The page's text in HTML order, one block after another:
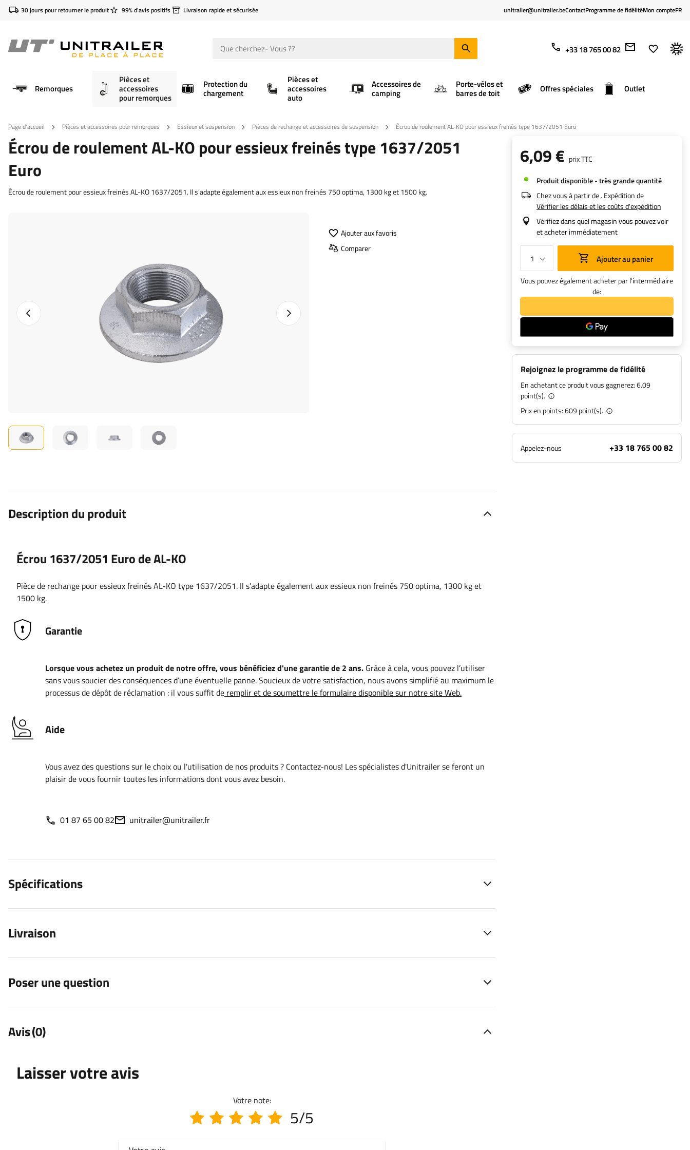
30 jours pour retourner le produit 99% d'avis positifs Livraison rapide et sécurisée unitrailer@unitrailer.beContactProgramme de fidélitéMon compteFR
+33 18 765 00 82
Remorques
Pièces et
accessoires
pour remorques
Protection du
chargement
Pièces et
accessoires
auto
Accessoires de
camping
Porte-vélos et
barres de toit Offres spéciales Outlet
Page d'accueil Pièces et accessoires pour remorques Essieux et suspension Pièces de rechange et accessoires de suspension Écrou de roulement AL-KO pour essieux freinés type 1637/2051 Euro
Écrou de roulement AL-KO pour essieux freinés type 1637/2051
Euro
Écrou de roulement pour essieux freinés AL-KO 1637/2051. Il s'adapte également aux essieux non freinés 750 optima, 1300 kg et 1500 kg.
Photo précédente Photo suivante
Ajouter aux favoris
Comparer
6,09 € prix TTC
Produit disponible - très grande quantité
Chez vous à partir de. Expédition de
Vérifier les délais et les coûts d'expédition
Vérifiez dans quel magasin vous pouvez voir
et acheter immédiatement
Ajouter au panier
Vous pouvez également acheter par l'intermédiaire
de:
Rejoignez le programme de fidélité
En achetant ce produit vous gagnerez:6.09
point(s).
Prix en points:609point(s).
Appelez-nous +33 18 765 00 82
Description du produit
Écrou 1637/2051 Euro de AL-KO
Pièce de rechange pour essieux freinés AL-KO type 1637/2051. Il s'adapte également aux essieux non freinés 750 optima, 1300 kg et
1500 kg.
Garantie
Lorsque vous achetez un produit de notre offre, vous bénéficiez d'une garantie de 2 ans. Grâce à cela, vous pouvez l’utiliser
sans vous soucier des conséquences d’une éventuelle panne. Soucieux de votre satisfaction, nous avons simplifié au maximum le
processus de dépôt de réclamation : il vous suffit de remplir et de soumettre le formulaire disponible sur notre site Web.
Aide
Vous avez des questions sur le choix ou l'utilisation de nos produits ? Contactez-nous! Les spécialistes d'Unitrailer se feront un
plaisir de vous fournir toutes les informations dont vous avez besoin.
01 87 65 00 82 unitrailer@unitrailer.fr
Spécifications
Livraison
Poser une question
Avis(0)
Laisser votre avis
Votre note:
5/5